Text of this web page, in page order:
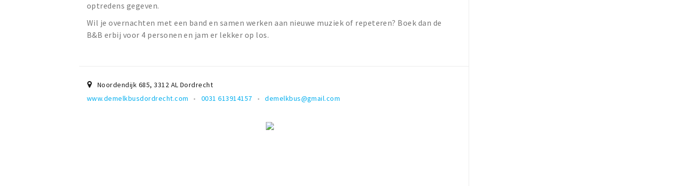
optredens gegeven.
Wil je overnachten met een band en samen werken aan nieuwe muziek of repeteren? Boek dan de
B&B erbij voor 4 personen en jam er lekker op los.
Noordendijk 685,3312 AL Dordrecht
www.demelkbusdordrecht.com
0031 613914157 demelkbus@gmail.com